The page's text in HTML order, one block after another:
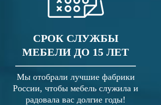
СРОК СЛУЖБЫ
МЕБЕЛИ ДО 15 ЛЕТ
Мы отобрали лучшие фабрики
России, чтобы мебель служила и
радовала вас долгие годы!